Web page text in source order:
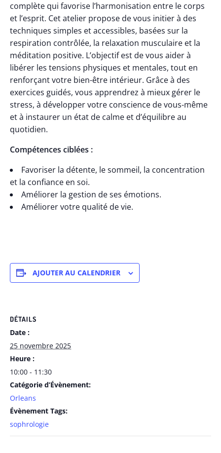
complète qui favorise l’harmonisation entre le corps
et l’esprit. Cet atelier propose de vous initier à des
techniques simples et accessibles, basées sur la
respiration contrôlée, la relaxation musculaire et la
méditation positive. L’objectif est de vous aider à
libérer les tensions physiques et mentales, tout en
renforçant votre bien-être intérieur. Grâce à des
exercices guidés, vous apprendrez à mieux gérer le
stress, à développer votre conscience de vous-même
et à instaurer un état de calme et d’équilibre au
quotidien.
Compétences ciblées :
Favoriser la détente, le sommeil, la concentration
et la confiance en soi.
Améliorer la gestion de ses émotions.
Améliorer votre qualité de vie.
AJOUTER AU CALENDRIER
DÉTAILS
Date :
25 novembre 2025
Heure :
10:00 - 11:30
Catégorie d’Évènement:
Orleans
Évènement Tags:
sophrologie